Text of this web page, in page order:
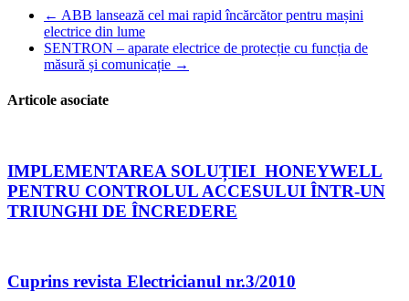
← ABB lansează cel mai rapid încărcător pentru mașini
electrice din lume
SENTRON – aparate electrice de protecție cu funcția de
măsură și comunicație →
Articole asociate
IMPLEMENTAREA SOLUȚIEI HONEYWELL
PENTRU CONTROLUL ACCESULUI ÎNTR-UN
TRIUNGHI DE ÎNCREDERE
Cuprins revista Electricianul nr.3/2010